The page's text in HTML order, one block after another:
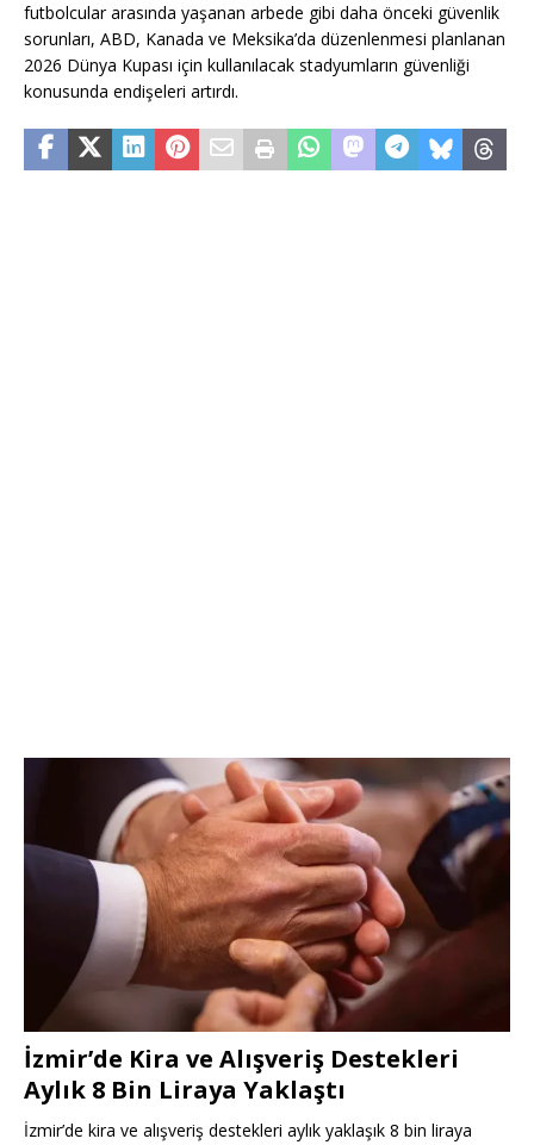
futbolcular arasında yaşanan arbede gibi daha önceki güvenlik
sorunları, ABD, Kanada ve Meksika’da düzenlenmesi planlanan
2026 Dünya Kupası için kullanılacak stadyumların güvenliği
konusunda endişeleri artırdı.
İzmir’de Kira ve Alışveriş Destekleri
Aylık 8 Bin Liraya Yaklaştı
İzmir’de kira ve alışveriş destekleri aylık yaklaşık 8 bin liraya